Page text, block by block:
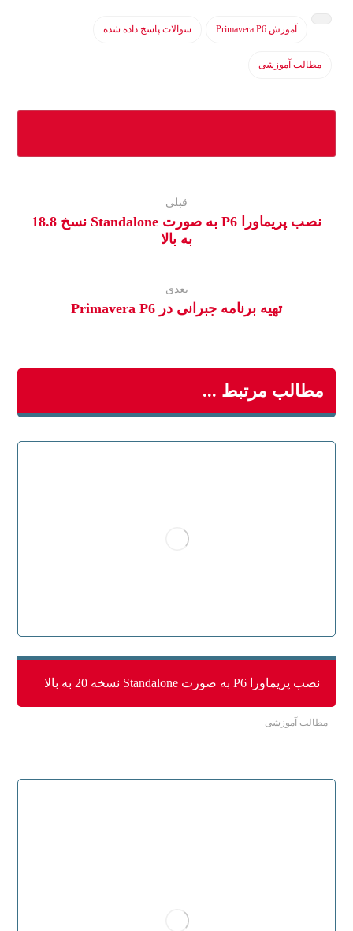
آموزش Primavera P6 سوالات پاسخ داده شده
مطالب آموزشی
قبلی
نصب پریماورا P6 به صورت Standalone نسخ 18.8
به بالا
بعدی
تهیه برنامه جبرانی در Primavera P6
مطالب مرتبط ...
نصب پریماورا P6 به صورت Standalone نسخه 20 به بالا
مطالب آموزشی